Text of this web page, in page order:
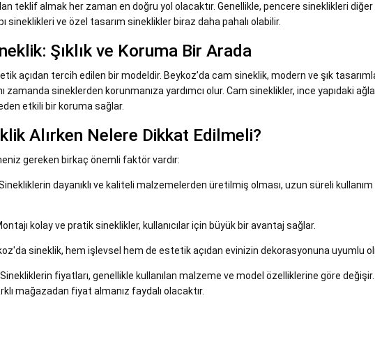
teklif almak her zaman en doğru yol olacaktır. Genellikle, pencere sineklikleri
sineklikleri ve özel tasarım sineklikler biraz daha pahalı olabilir.
Şıklık ve Koruma Bir Arada
açıdan tercih edilen bir modeldir. Beykoz’da cam sineklik, modern ve şık
zamanda sineklerden korunmanıza yardımcı olur. Cam sineklikler, ince yapıdaki
etkili bir koruma sağlar.
Alırken Nelere Dikkat Edilmeli?
gereken birkaç önemli faktör vardır:
dayanıklı ve kaliteli malzemelerden üretilmiş olması, uzun süreli kullanım
kolay ve pratik sineklikler, kullanıcılar için büyük bir avantaj sağlar.
sineklik, hem işlevsel hem de estetik açıdan evinizin dekorasyonuna uyumlu
fiyatları, genellikle kullanılan malzeme ve model özelliklerine göre
mağazadan fiyat almanız faydalı olacaktır.